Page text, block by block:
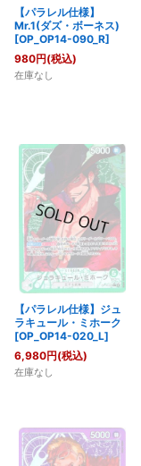
【パラレル仕様】
Mr.1(ダズ・ボーネス)
[OP_OP14-090_R]
980円(税込)
在庫なし
【パラレル仕様】ジュ
ラキュール・ミホーク
[OP_OP14-020_L]
6,980円(税込)
在庫なし